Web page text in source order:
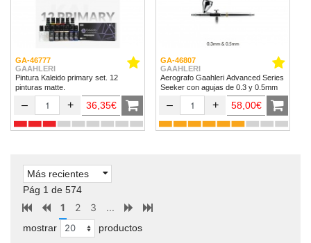
GA-46777
GAAHLERI
Pintura Kaleido primary set. 12
pinturas matte.
– + 36,35€
GA-46807
GAAHLERI
Aerografo Gaahleri Advanced Series
Seeker con agujas de 0.3 y 0.5mm
– + 58,00€
Más recientes
Pág 1 de 574
1 2 3 ...
mostrar productos